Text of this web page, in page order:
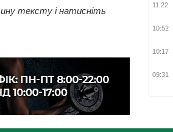
тексту і натисніть
11:22
10:52
10:17
09:31